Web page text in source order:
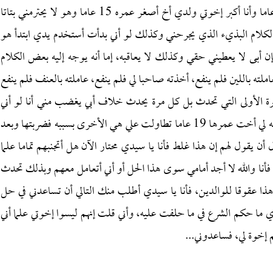
سؤالي لكم هو في علاقتي بإخوتي فأنا شاب عمري 22 عاما وأنا أكبر إخوتي ولدي أخ أصغر عمره 15 عاما وهو لا يحترمني بتاتا
البذيء الذي يجرحني وكذلك لو أني بدأت أستخدم يدي ابتدأ هو
لا يعطيني حقي وكذلك لا يعاقبه، إما أنه يوجه إليه بعض الكلام
باللين فلم ينفع، أخذته صاحبا لي فلم ينفع، عاملته بالعنف فلم ينفع
الأولى التي تحدث بل كل مرة يحدث خلاف أبي يغضب مني أنا لو أني
عاقبته بما فعل ولو لم أعاقبه أبي لا يتكلم معه وكذلك بسببه لي أخت عمرها 19 عاما تطاولت علي هي الأخرى بسببه فضربتها وبعد
يقول لهم إن هذا غلط فأنا يا سيدي محتار الآن هل أتجنبهم تماما علما
والله لا أجد أمامي سوى هذا الحل أو أني أتعامل معهم وبذلك تحدث
للوالدين، فأنا يا سيدي أطلب منك التالي أن تساعدني في حل
حكم الشرع في ما حلفت عليه، وأني قلت إنهم ليسوا إخوتي علما أني
إخوة لي، فساعدوني...